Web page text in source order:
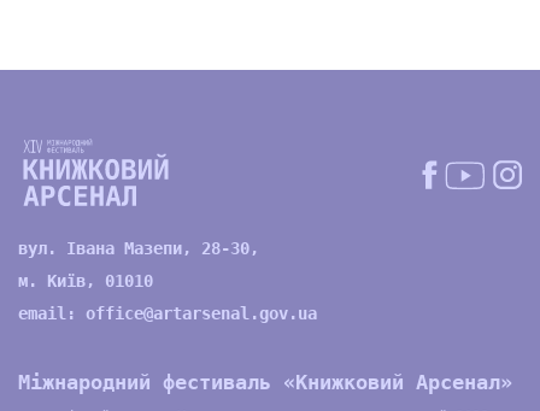
вул. Івана Мазепи, 28-30,
м. Київ, 01010
email: office@artarsenal.gov.ua
Міжнародний фестиваль «Книжковий Арсенал»